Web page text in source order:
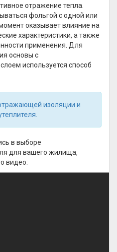
отражение тепла.
фольгой с одной или
оказывает влияние на
характеристики, а также
применения. Для
основы с
используется способ
изоляции и
в выборе
для вашего жилища,
видео: